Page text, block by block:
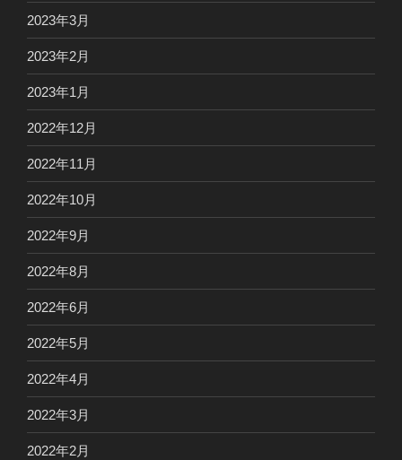
2023年3月
2023年2月
2023年1月
2022年12月
2022年11月
2022年10月
2022年9月
2022年8月
2022年6月
2022年5月
2022年4月
2022年3月
2022年2月